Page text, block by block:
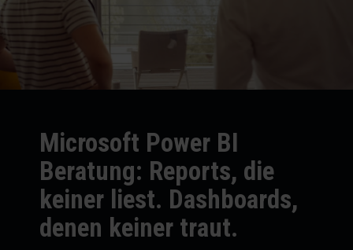
Microsoft Power BI
Beratung: Reports, die
keiner liest. Dashboards,
denen keiner traut.